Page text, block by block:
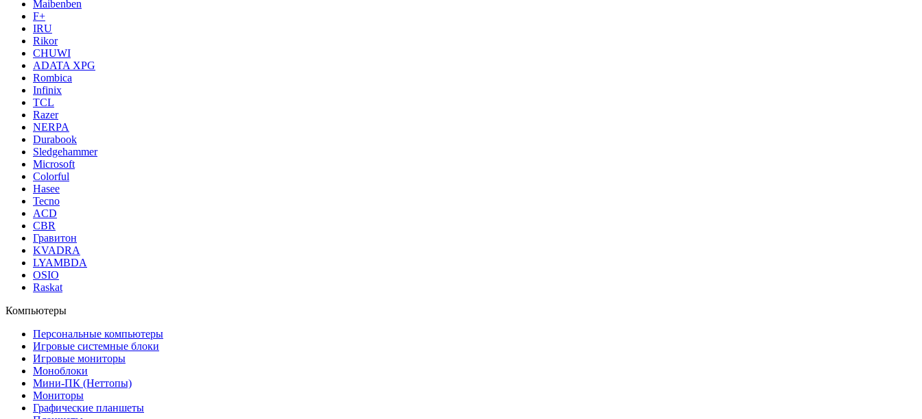
Maibenben
F+
IRU
Rikor
CHUWI
ADATA XPG
Rombica
Infinix
TCL
Razer
NERPA
Durabook
Sledgehammer
Microsoft
Colorful
Hasee
Tecno
ACD
CBR
Гравитон
KVADRA
LYAMBDA
OSIO
Raskat
Компьютеры
Персональные компьютеры
Игровые системные блоки
Игровые мониторы
Моноблоки
Мини-ПК (Неттопы)
Мониторы
Графические планшеты